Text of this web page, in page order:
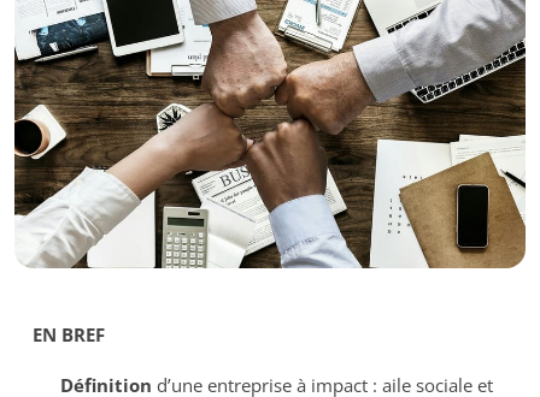
EN BREF
Définition d’une entreprise à impact : aile sociale et